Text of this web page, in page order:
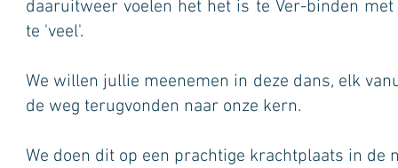
daaruitweer voelen het het is te Ver-binden
te 'veel'.
We willen jullie meenemen in deze dans, elk
de weg terugvonden naar onze kern.
We doen dit op een prachtige krachtplaats in